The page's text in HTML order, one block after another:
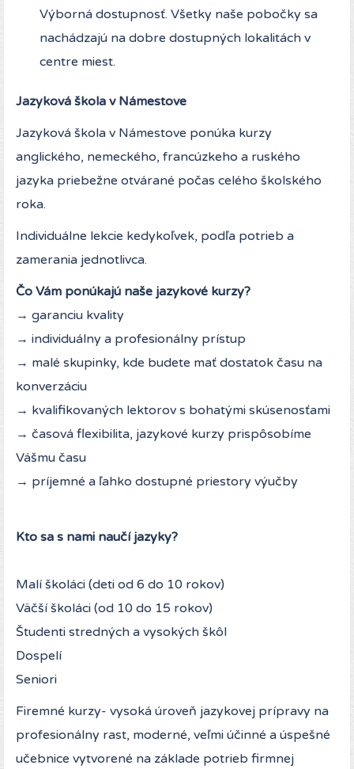
Výborná dostupnosť. Všetky naše pobočky sa
nachádzajú na dobre dostupných lokalitách v
centre miest.
Jazyková škola v Námestove
Jazyková škola v Námestove ponúka kurzy
anglického, nemeckého, francúzkeho a ruského
jazyka priebežne otvárané počas celého školského
roka.
Individuálne lekcie kedykoľvek, podľa potrieb a
zamerania jednotlivca.
Čo Vám ponúkajú naše jazykové kurzy?
→ garanciu kvality
→ individuálny a profesionálny prístup
→ malé skupinky, kde budete mať dostatok času na
konverzáciu
→ kvalifikovaných lektorov s bohatými skúsenosťami
→ časová flexibilita, jazykové kurzy prispôsobíme
Vášmu času
→ príjemné a ľahko dostupné priestory výučby
Kto sa s nami naučí jazyky?
Malí školáci (deti od 6 do 10 rokov)
Väčší školáci (od 10 do 15 rokov)
Študenti stredných a vysokých škôl
Dospelí
Seniori
Firemné kurzy- vysoká úroveň jazykovej prípravy na
profesionálny rast, moderné, veľmi účinné a úspešné
učebnice vytvorené na základe potrieb firmnej